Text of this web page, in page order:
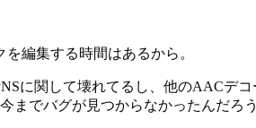
編集する時間はあるから。
に関して壊れてるし、他のAACデ
までバグが見つからなかったんだろ